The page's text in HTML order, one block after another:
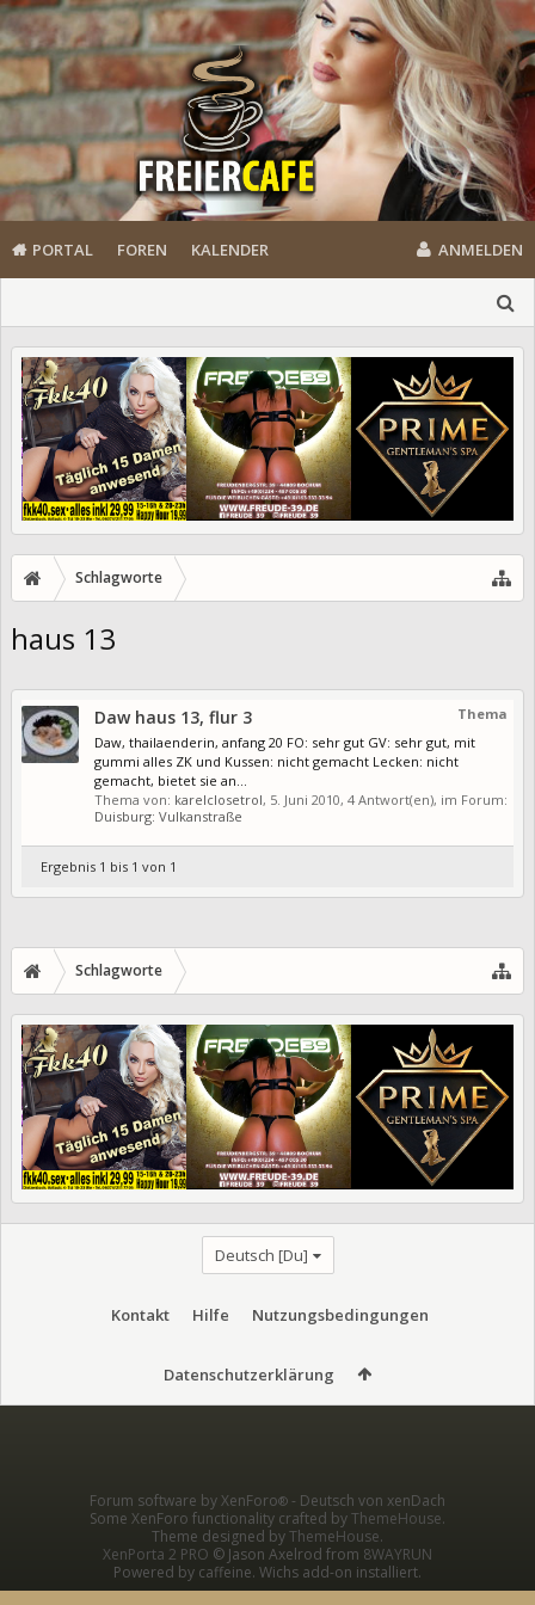
PORTAL FOREN KALENDER ANMELDEN
Schlagworte
haus 13
Thema
Daw haus 13, flur 3
Daw, thailaenderin, anfang 20 FO: sehr gut GV: sehr gut, mit
gummi alles ZK und Kussen: nicht gemacht Lecken: nicht
gemacht, bietet sie an...
Thema von: karelclosetrol, 5. Juni 2010, 4 Antwort(en), im Forum:
Duisburg: Vulkanstraße
Ergebnis 1 bis 1 von 1
Schlagworte
Deutsch [Du]
Kontakt Hilfe Nutzungsbedingungen
Datenschutzerklärung
Forum software by XenForo® - Deutsch von xenDach
Some XenForo functionality crafted byThemeHouse.
Theme designed byThemeHouse.
XenPorta 2 PRO © Jason Axelrod from 8WAYRUN
Powered by caffeine. Wichs add-on installiert.